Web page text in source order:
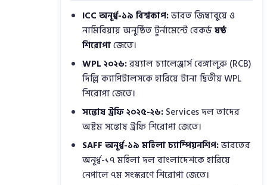
ICC অনূর্ধ্ব-১৯ বিশ্বকাপ:ভারত জিম্বাবুয়ে ও
নামিবিয়ায় অনুষ্ঠিত টুর্নামেন্টে রেকর্ডষষ্ঠ
শিরোপাজেতে।
WPL ২০২৬:রয়্যাল চ্যালেঞ্জার্স বেঙ্গালুরু (RCB)
দিল্লি ক্যাপিটালসকে হারিয়ে টানা দ্বিতীয় WPL
শিরোপা জেতে।
সন্তোষ ট্রফি ২০২৫-২৬:Services দল তাদের
অষ্টম সন্তোষ ট্রফি শিরোপা জেতে।
SAFF অনূর্ধ্ব-১৯ মহিলা চ্যাম্পিয়নশিপ:ভারতের
অনূর্ধ্ব-১৭ মহিলা দল বাংলাদেশকে হারিয়ে
নেপালে ৭ম সংস্করণে শিরোপা জেতে।